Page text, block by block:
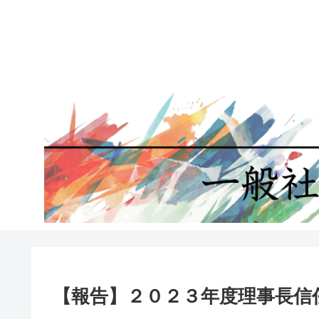
【報告】２０２３年度理事長